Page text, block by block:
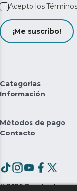
Acepto los
¡Me suscribo!
Categorías
Información
Métodos de pago
Contacto
©2026 Cecotec